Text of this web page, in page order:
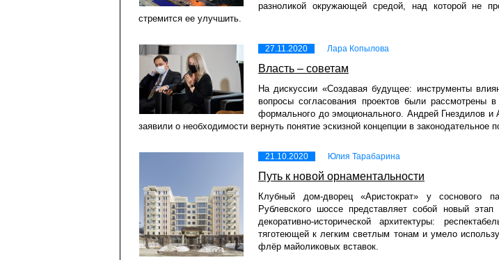
разноликой окружающей средой, над которой не
стремится ее улучшить.
27.11.2020 Лара Копылова
Власть – советам
На дискуссии «Создавая будущее: инструменты
вопросы согласования проектов были рассмотрены
формального до эмоционального. Андрей Гнездилов и
заявили о необходимости вернуть понятие эскизной концепции в законодательное
21.10.2020 Юлия Тарабарина
Путь к новой орнаментальности
Клубный дом-дворец «Аристократ» у соснового
Рублевского шоссе представляет собой новый этап
декоративно-исторической архитектуры:
тяготеющей к легким светлым тонам и умело
флёр майоликовых вставок.